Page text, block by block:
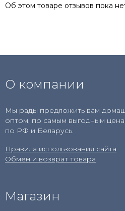
Об этом товаре отзывов пока
О компании
Мы рады предложить вам
оптом, по самым выгодным
по РФ и Беларусь.
Правила использования сайта
Обмен и возврат товара
Магазин